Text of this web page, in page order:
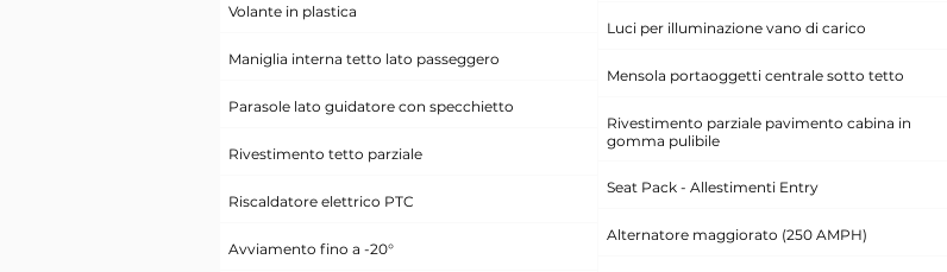
Volante in plastica
Maniglia interna tetto lato passeggero
Parasole lato guidatore con specchietto
Rivestimento tetto parziale
Riscaldatore elettrico PTC
Avviamento fino a -20°
Luci per illuminazione vano di carico
Mensola portaoggetti centrale sotto tetto
Rivestimento parziale pavimento cabina in
gomma pulibile
Seat Pack - Allestimenti Entry
Alternatore maggiorato (250 AMPH)